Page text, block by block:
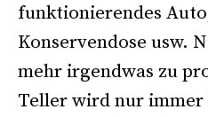
funktionierendes
Konservendose usw.
mehr irgendwas zu
Teller wird nur immer